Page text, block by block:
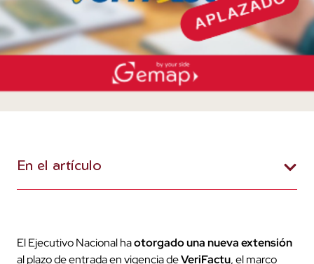
El Ejecutivo Nacional haotorgado una nueva extensión
al plazo de entrada en vigencia deVeriFactu, el marco
En el artículo